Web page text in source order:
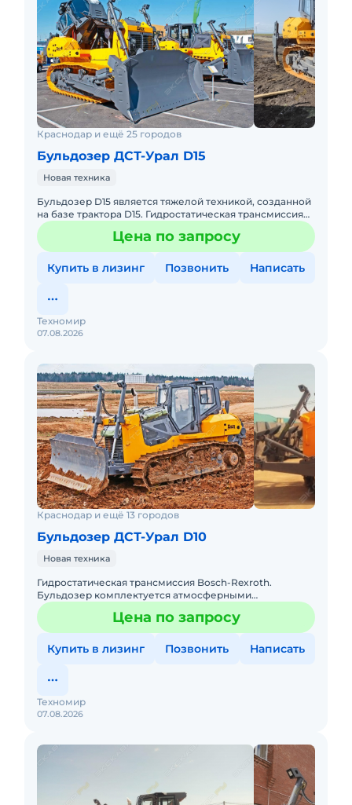
Краснодар и ещё 25 городов
Бульдозер ДСТ-Урал D15
Новая техника
Бульдозер D15 является тяжелой техникой, созданной
на базе трактора D15. Гидростатическая трансмиссия
Bosch-Rexroth. Бульдозер оборудован двигателем
Cummins Q
Цена по запросу
Купить в лизинг Позвонить Написать
07.08.2026
Техномир
Краснодар и ещё 13 городов
Бульдозер ДСТ-Урал D10
Новая техника
Гидростатическая трансмиссия Bosch-Rexroth.
Бульдозер комплектуется атмосферными
двигателями ЯМЗ-236/ЯМЗ-238/ЯМЗ-536 с мощностью
180/240 л.с., либо турбирован
Цена по запросу
Купить в лизинг Позвонить Написать
07.08.2026
Техномир